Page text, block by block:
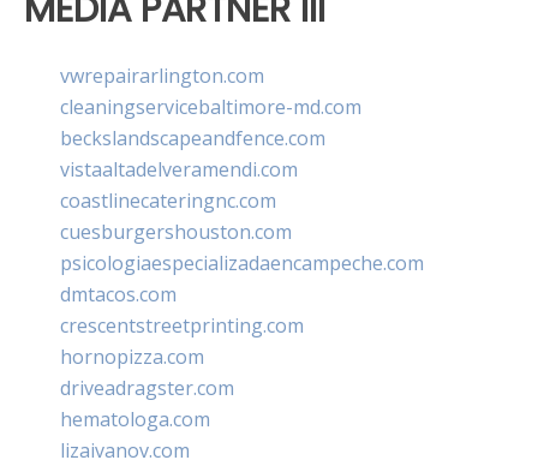
vwrepairarlington.com
cleaningservicebaltimore-md.com
beckslandscapeandfence.com
vistaaltadelveramendi.com
coastlinecateringnc.com
cuesburgershouston.com
psicologiaespecializadaencampeche.com
dmtacos.com
crescentstreetprinting.com
hornopizza.com
driveadragster.com
hematologa.com
lizaivanov.com